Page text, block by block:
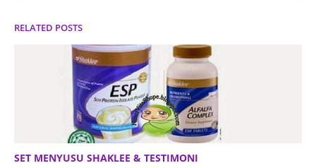
RELATED POSTS
SET MENYUSU SHAKLEE & TESTIMONI